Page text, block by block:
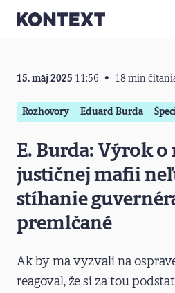
15. máj 2025 11:56 18 min
Rozhovory Eduard Burda
E. Burda: Výrok o
justičnej mafii
stíhanie
premlčané
Ak by ma vyzvali na
reagoval, že si za tou